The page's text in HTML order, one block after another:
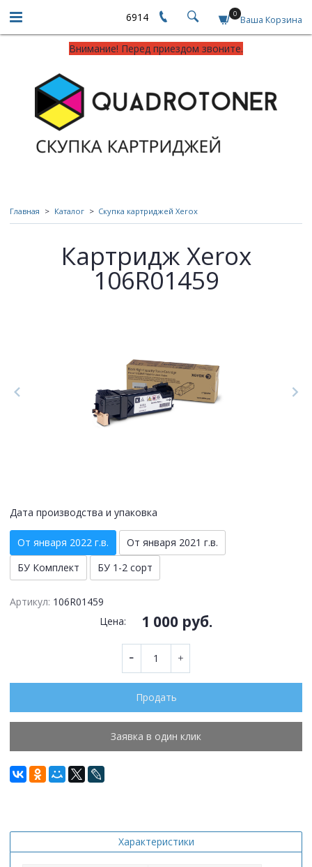
6914 0 Ваша Корзина
Внимание! Перед приездом звоните.
Главная Каталог Скупка картриджей Xerox
Картридж Xerox
106R01459
Дата производства и упаковка
От января 2022 г.в.
От января 2021 г.в.
БУ Комплект
БУ 1-2 сорт
Артикул: 106R01459
Цена:
1 000 руб.
Продать
Заявка в один клик
Характеристики